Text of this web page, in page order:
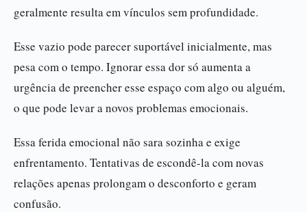
geralmente resulta em vínculos sem profundidade.
Esse vazio pode parecer suportável inicialmente, mas
pesa com o tempo. Ignorar essa dor só aumenta a
urgência de preencher esse espaço com algo ou alguém,
o que pode levar a novos problemas emocionais.
Essa ferida emocional não sara sozinha e exige
enfrentamento. Tentativas de escondê-la com novas
relações apenas prolongam o desconforto e geram
confusão.